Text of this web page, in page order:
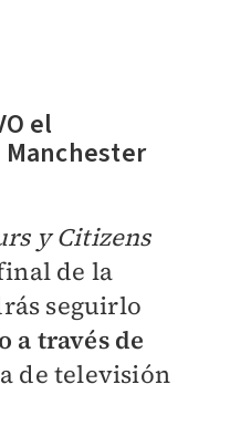
el
y Citizens
de la
seguirlo
a través de
de televisión